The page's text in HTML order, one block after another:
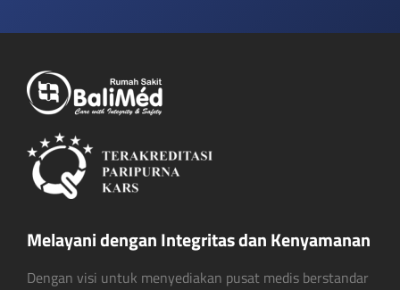
Melayani dengan Integritas dan Kenyamanan
Dengan visi untuk menyediakan pusat medis berstandar